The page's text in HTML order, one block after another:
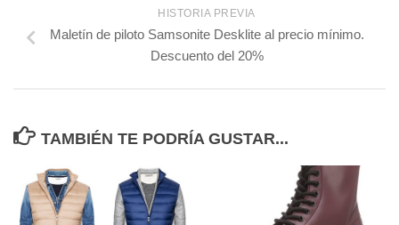
HISTORIA PREVIA
Maletín de piloto Samsonite Desklite al precio mínimo.
Descuento del 20%
TAMBIÉN TE PODRÍA GUSTAR...